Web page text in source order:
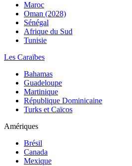
Maroc
Oman (2028)
Sénégal
Afrique du Sud
Tunisie
Les Caraïbes
Bahamas
Guadeloupe
Martinique
République Dominicaine
Turks et Caïcos
Amériques
Brésil
Canada
Mexique